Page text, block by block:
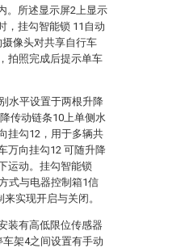
。所述显示屏2上显示
，挂勾智能锁 11自动
像头对共享自行车
拍照完成后提示单车
水平设置于两根升降
传动链条10上单侧水
挂勾12，用于多辆共
万向挂勾12 可随升降
运动。挂勾智能锁
式与电器控制箱1信
实现开启与关闭。
装有高低限位传感器
架4之间设置有手动